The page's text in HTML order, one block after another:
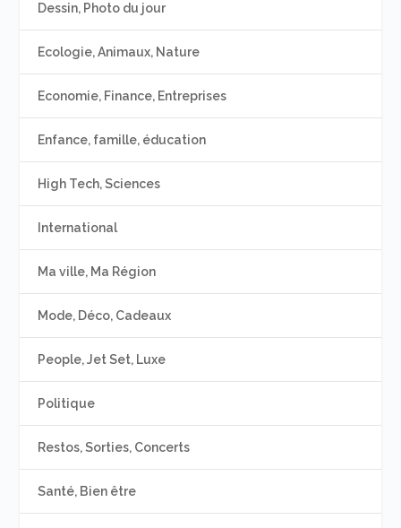
Dessin, Photo du jour
Ecologie, Animaux, Nature
Economie, Finance, Entreprises
Enfance, famille, éducation
High Tech, Sciences
International
Ma ville, Ma Région
Mode, Déco, Cadeaux
People, Jet Set, Luxe
Politique
Restos, Sorties, Concerts
Santé, Bien être